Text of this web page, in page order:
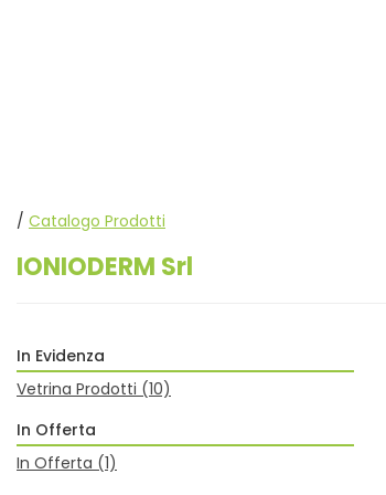
/ Catalogo Prodotti
IONIODERM Srl
In Evidenza
Vetrina Prodotti (10)
In Offerta
In Offerta (1)